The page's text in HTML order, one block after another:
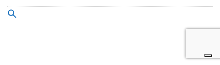
Search